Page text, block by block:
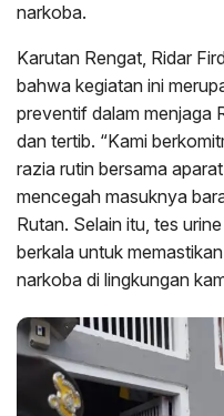
narkoba.
Karutan Rengat, Ridar
bahwa kegiatan ini
preventif dalam menjaga
dan tertib. “Kami
razia rutin bersama
mencegah masuknya
Rutan. Selain itu, tes
berkala untuk
narkoba di lingkungan